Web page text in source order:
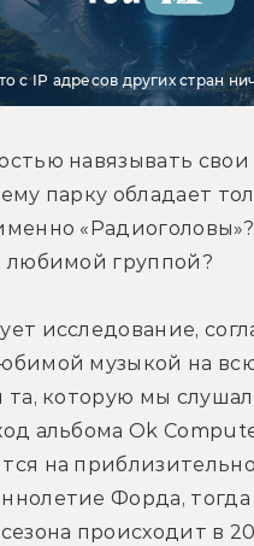
с IP адресов других стран
навязывать
парку обладает
любимой группой?
исследование,
музыкой на
та, которую мы
альбома Ok
на
Форда,
происходит в